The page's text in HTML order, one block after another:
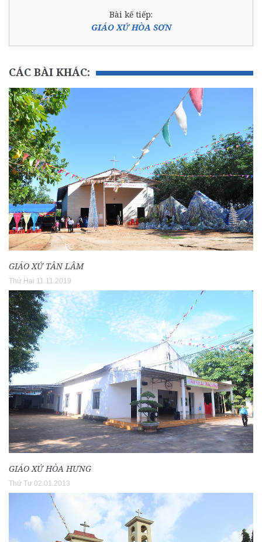
Bài kế tiếp:
GIÁO XỨ HÒA SƠN
CÁC BÀI KHÁC:
GIÁO XỨ TÂN LÂM
Thứ Hai 11.11.2019
GIÁO XỨ HÒA HƯNG
Thứ Tư 02.01.2013